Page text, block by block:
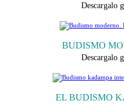
Descargalo
BUDISMO
Descargalo
EL BUDISMO